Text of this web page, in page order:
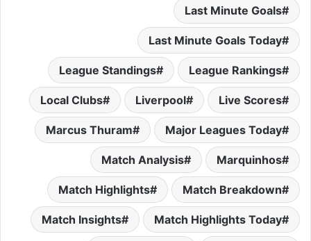
Last Minute Goals
Last Minute Goals Today
League Rankings
League Standings
Live Scores
Liverpool
Local Clubs
Major Leagues Today
Marcus Thuram
Marquinhos
Match Analysis
Match Breakdown
Match Highlights
Match Highlights Today
Match Insights